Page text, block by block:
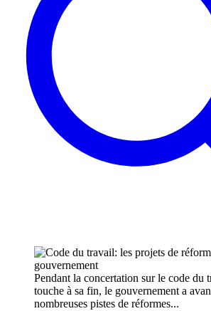
Pendant la concertation sur le code du
touche à sa fin, le gouvernement a
nombreuses pistes de réformes...